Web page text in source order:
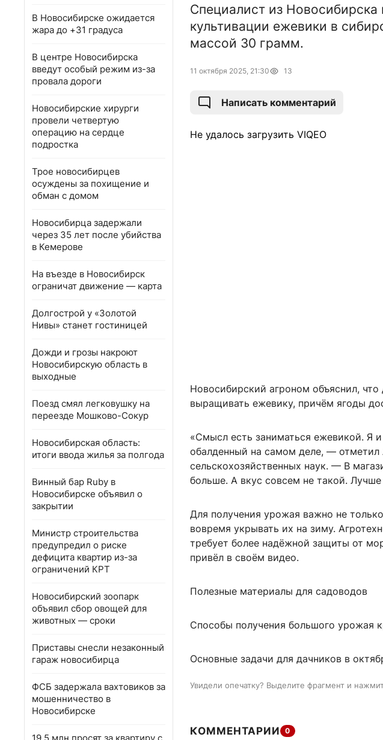
В Новосибирске ожидается
жара до +31 градуса
В центре Новосибирска
введут особый режим из-за
провала дороги
Новосибирские хирурги
провели четвертую
операцию на сердце
подростка
Трое новосибирцев
осуждены за похищение и
обман с домом
Новосибирца задержали
через 35 лет после убийства
в Кемерове
На въезде в Новосибирск
ограничат движение — карта
Долгострой у «Золотой
Нивы» станет гостиницей
Дожди и грозы накроют
Новосибирскую область в
выходные
Поезд смял легковушку на
переезде Мошково-Сокур
Новосибирская область:
итоги ввода жилья за полгода
Винный бар Ruby в
Новосибирске объявил о
закрытии
Министр строительства
предупредил о риске
дефицита квартир из-за
ограничений КРТ
Новосибирский зоопарк
объявил сбор овощей для
животных — сроки
Приставы снесли незаконный
гараж новосибирца
ФСБ задержала вахтовиков за
мошенничество в
Новосибирске
Специалист из
культивации ежевики в
массой 30 грамм.
11 октября 2025, 21:30 13
Написать комментарий
Не удалось загрузить VIQEO
Новосибирский агроном объяснил,
выращивать ежевику, причём ягоды
«Смысл есть заниматься ежевикой. Я
обалденный на самом деле, — отметил
сельскохозяйственных наук. — В
больше. А вкус совсем не такой. Лучше
Для получения урожая важно не
вовремя укрывать их на зиму.
требует более надёжной защиты от
привёл в своём видео.
Полезные материалы для садоводов
Способы получения большого урожая
Основные задачи для дачников в
Увидели опечатку? Выделите фрагмент и
КОММЕНТАРИИ 0